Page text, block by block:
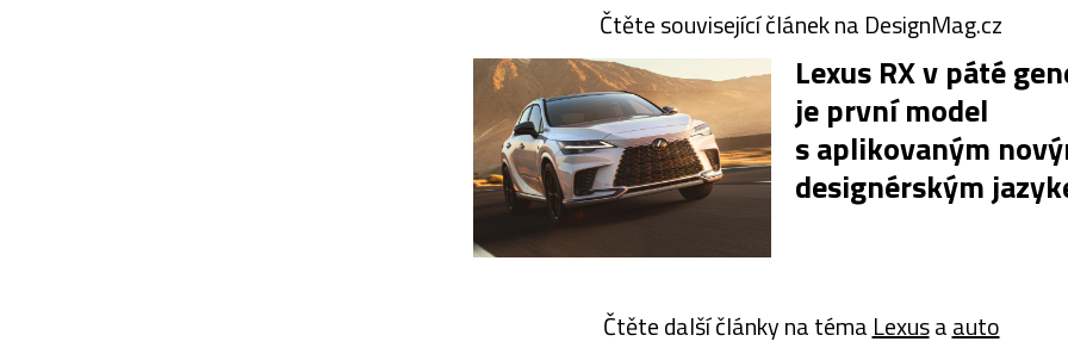
Čtěte související článek na DesignMag.cz
Lexus RX v páté
je první model
s aplikovaným
designérským
Čtěte další články na téma Lexusaauto